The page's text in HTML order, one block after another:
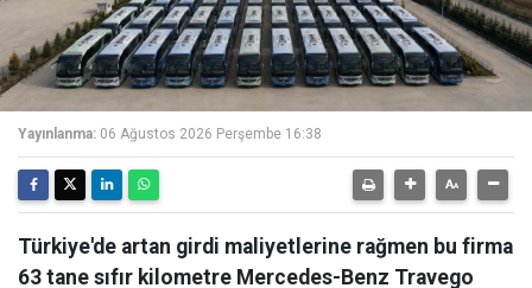
Yayınlanma: 06 Ağustos 2026 Perşembe 16:38
Türkiye'de artan girdi maliyetlerine rağmen bu firma
63 tane sıfır kilometre Mercedes-Benz Travego